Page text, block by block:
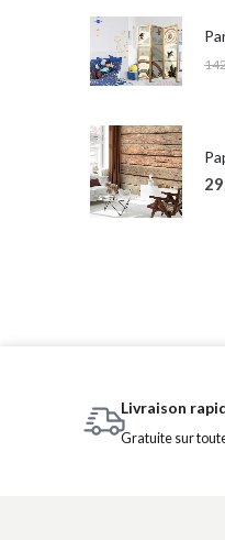
Livraison
Gratuite sur